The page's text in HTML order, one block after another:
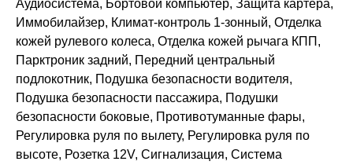
Аудиосистема, Бортовой компьютер, Защита картера,
Иммобилайзер, Климат-контроль 1-зонный, Отделка
кожей рулевого колеса, Отделка кожей рычага КПП,
Парктроник задний, Передний центральный
подлокотник, Подушка безопасности водителя,
Подушка безопасности пассажира, Подушки
безопасности боковые, Противотуманные фары,
Регулировка руля по вылету, Регулировка руля по
высоте, Розетка 12V, Сигнализация, Система